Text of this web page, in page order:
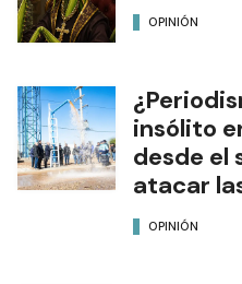
OPINIÓN
insólito
desde el
atacar
OPINIÓN